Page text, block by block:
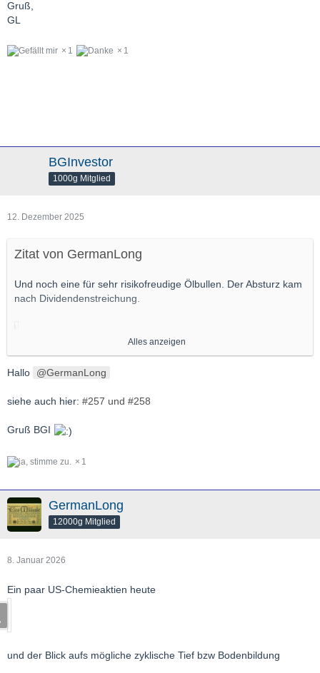
Gruß,
GL
1 1
BGInvestor
1000g Mitglied
12. Dezember 2025
Zitat von GermanLong
Und noch eine für sehr risikofreudige Ölbullen. Der Absturz kam
nach Dividendenstreichung.
Gruß,
Alles anzeigen
Hallo GermanLong
siehe auch hier: #257 und #258
Gruß BGI
1
GermanLong
12000g Mitglied
8. Januar 2026
Ein paar US-Chemieaktien heute
und der Blick aufs mögliche zyklische Tief bzw Bodenbildung